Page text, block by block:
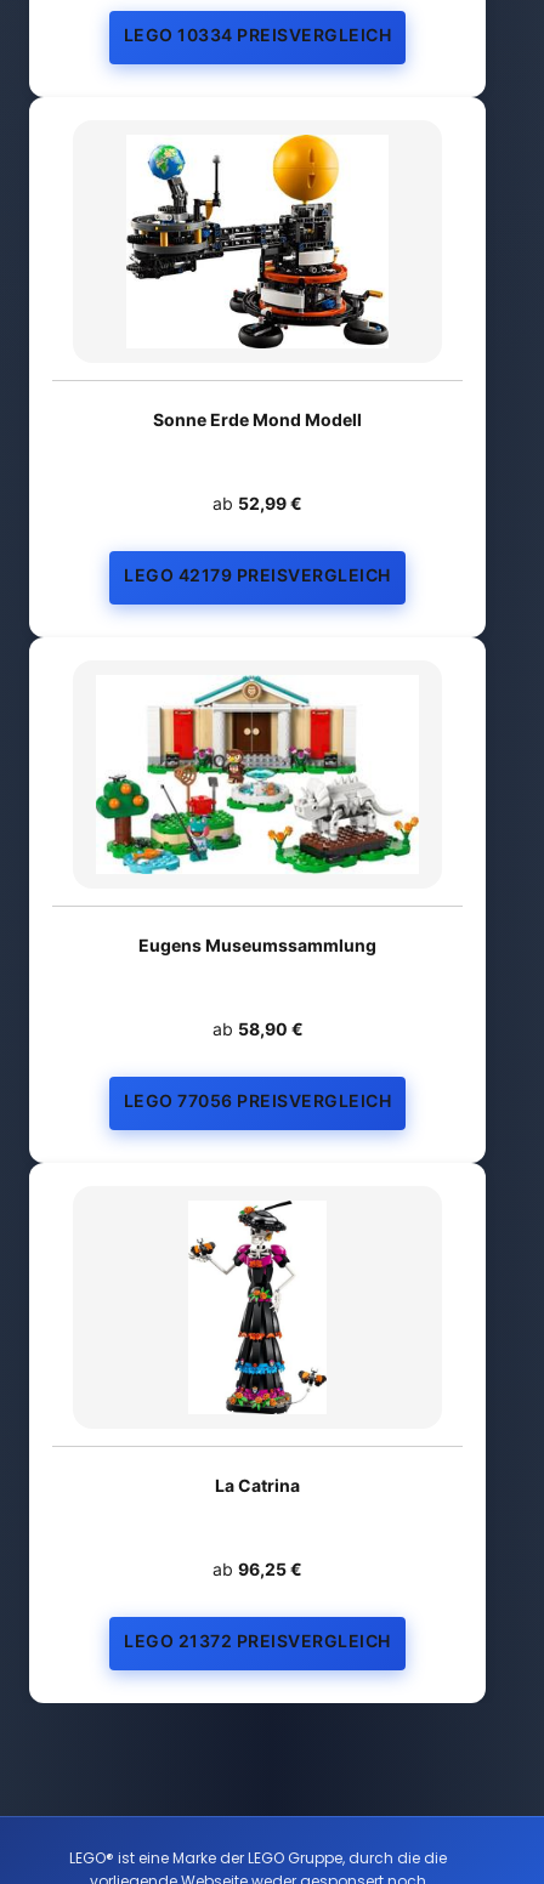
LEGO 10334 PREISVERGLEICH
Sonne Erde Mond Modell
ab 52,99 €
LEGO 42179 PREISVERGLEICH
Eugens Museumssammlung
ab 58,90 €
LEGO 77056 PREISVERGLEICH
La Catrina
ab 96,25 €
LEGO 21372 PREISVERGLEICH
LEGO® ist eine Marke der LEGO Gruppe, durch die die